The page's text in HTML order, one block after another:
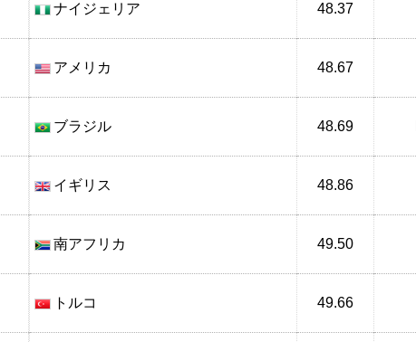
ナイジェリア 48.37
アメリカ 48.67
ブラジル 48.69
イギリス 48.86
南アフリカ 49.50
トルコ 49.66